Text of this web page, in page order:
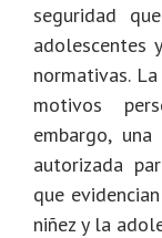
seguridad
adolescentes
normativas.
motivos
embargo,
autorizada
que
niñez y la